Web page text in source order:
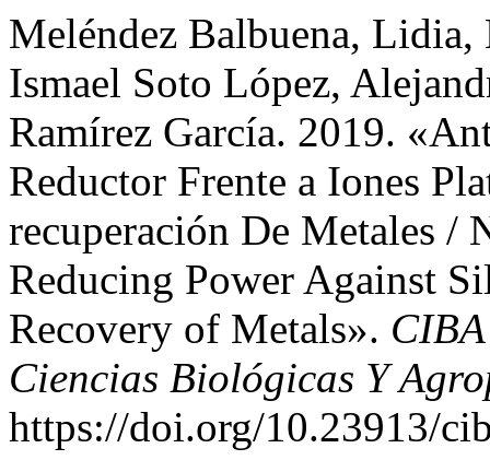
Meléndez Balbuena, Lidia,
Ismael Soto López,
Ramírez García. 2019.
Reductor Frente a Iones
recuperación De Metales /
Reducing Power Against
Recovery of Metals».
Ciencias Biológicas Y
https://doi.org/10.23913/